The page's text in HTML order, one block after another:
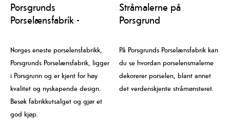
Porsgrunds
Porselænsfabrik -
Norges eneste porselensfabrikk,
Porsgrunds Porselænsfabrik, ligger
i Porsgrunn og er kjent for høy
kvalitet og nyskapende design.
Besøk fabrikkutsalget og gjør et
god kjøp.
Stråmalerne på
Porsgrund
På Porsgrunds Porselænsfabrik kan
du se hvordan porselensmalerne
dekorerer porselen, blant annet
det verdenskjente stråmønsteret.